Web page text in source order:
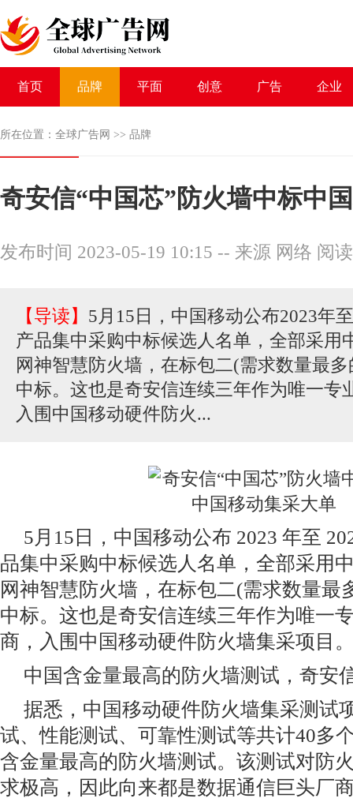
首页 品牌 平面 创意 广告 企业
所在位置： 全球广告网 >> 品牌
奇安信“中国芯”防火墙中标中
发布时间 2023-05-19 10:15 -- 来源 网络 阅
【导读】 5月15日，中国移动公布2023年
产品集中采购中标候选人名单，全部采用
网神智慧防火墙，在标包二(需求数量最
中标。这也是奇安信连续三年作为唯一专
入围中国移动硬件防火...
5月15日，中国移动公布 2023 年至
品集中采购中标候选人名单，全部采用
网神智慧防火墙，在标包二(需求数量最
中标。这也是奇安信连续三年作为唯一
商，入围中国移动硬件防火墙集采项目
中国含金量最高的防火墙测试，奇安
据悉，中国移动硬件防火墙集采测试
试、性能测试、可靠性测试等共计40多
含金量最高的防火墙测试。该测试对防
求极高，因此向来都是数据通信巨头厂